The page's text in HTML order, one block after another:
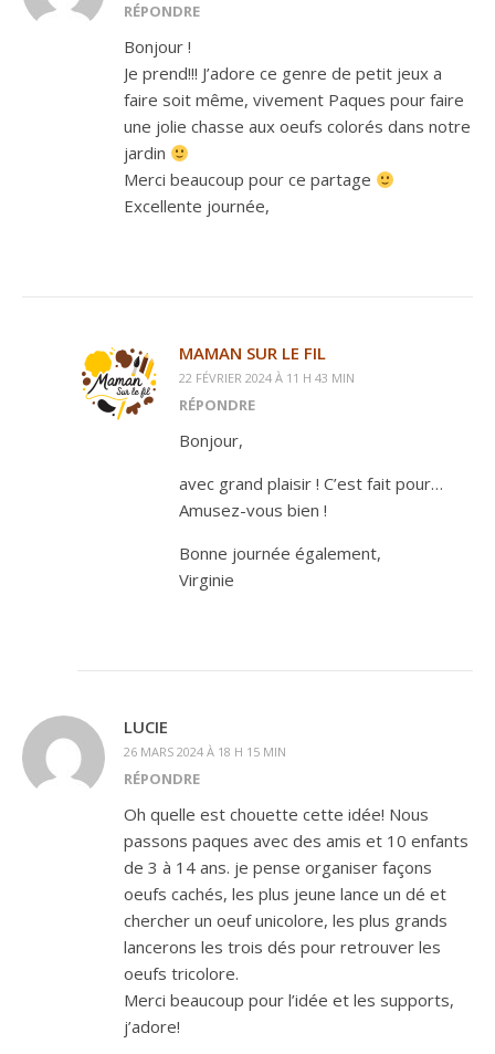
RÉPONDRE
Bonjour !
Je prend!!! J’adore ce genre de petit jeux a
faire soit même, vivement Paques pour faire
une jolie chasse aux oeufs colorés dans notre
jardin
Merci beaucoup pour ce partage
Excellente journée,
MAMAN SUR LE FIL
22 FÉVRIER 2024 À 11 H 43 MIN
RÉPONDRE
Bonjour,
avec grand plaisir ! C’est fait pour…
Amusez-vous bien !
Bonne journée également,
Virginie
LUCIE
26 MARS 2024 À 18 H 15 MIN
RÉPONDRE
Oh quelle est chouette cette idée! Nous
passons paques avec des amis et 10 enfants
de 3 à 14 ans. je pense organiser façons
oeufs cachés, les plus jeune lance un dé et
chercher un oeuf unicolore, les plus grands
lancerons les trois dés pour retrouver les
oeufs tricolore.
Merci beaucoup pour l’idée et les supports,
j’adore!